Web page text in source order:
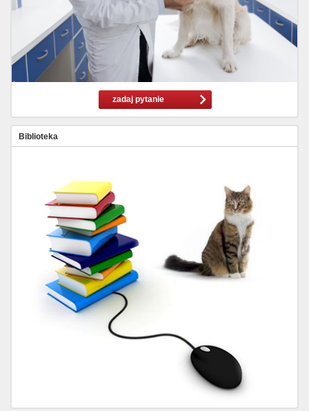
zadaj pytanie
Biblioteka